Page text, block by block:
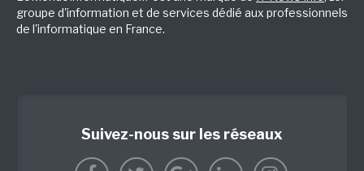
groupe d'information et de services dédié aux professionnels
de l'informatique en France.
Suivez-nous sur les réseaux